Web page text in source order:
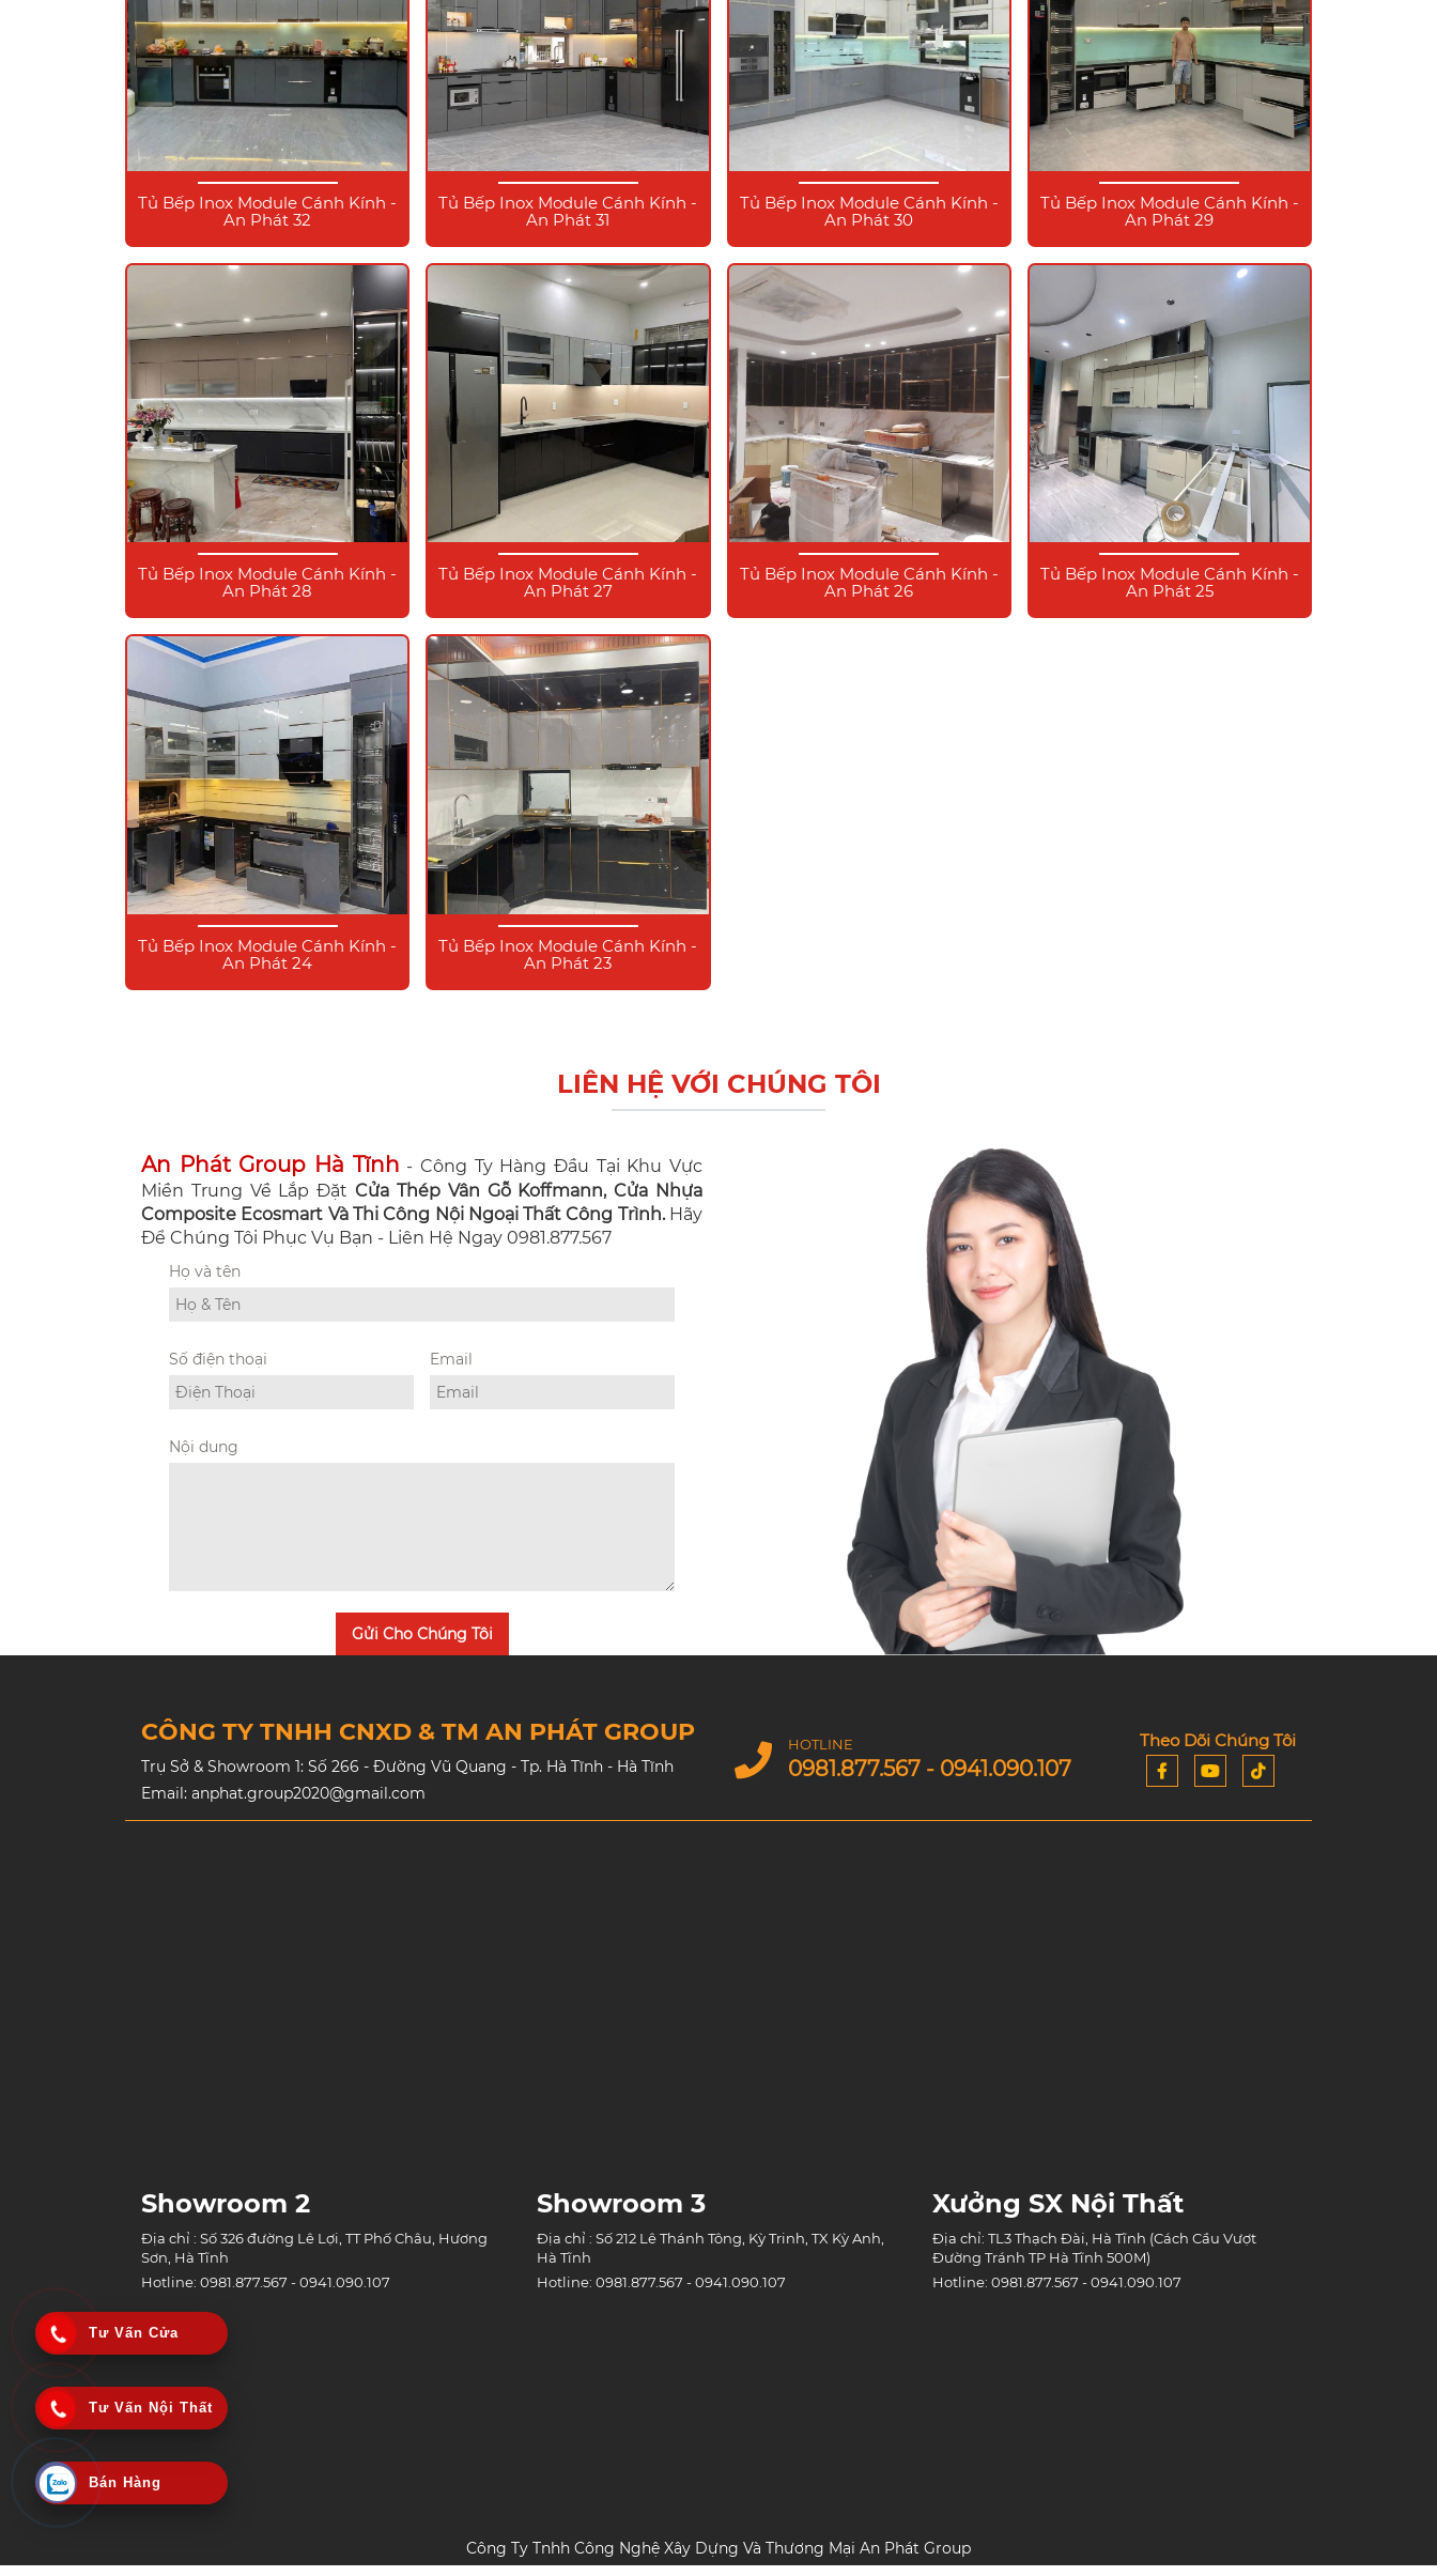
Tủ Bếp Inox Module Cánh Kính -
An Phát 32
Tủ Bếp Inox Module Cánh Kính -
An Phát 31
Tủ Bếp Inox Module Cánh Kính -
An Phát 30
Tủ Bếp Inox Module Cánh Kính -
An Phát 29
Tủ Bếp Inox Module Cánh Kính -
An Phát 28
Tủ Bếp Inox Module Cánh Kính -
An Phát 27
Tủ Bếp Inox Module Cánh Kính -
An Phát 26
Tủ Bếp Inox Module Cánh Kính -
An Phát 25
Tủ Bếp Inox Module Cánh Kính -
An Phát 24
Tủ Bếp Inox Module Cánh Kính -
An Phát 23
LIÊN HỆ VỚI CHÚNG TÔI
An Phát Group Hà Tĩnh - Công Ty Hàng Đầu Tại Khu Vực
Miền Trung Về Lắp ĐặtCửa Thép Vân Gỗ Koffmann, Cửa Nhựa
Composite Ecosmart Và Thi Công Nội Ngoại Thất Công Trình. Hãy
Để Chúng Tôi Phục Vụ Bạn - Liên Hệ Ngay 0981.877.567
Họ và tên
Số điện thoại Email
Nội dung
Gửi Cho Chúng Tôi
CÔNG TY TNHH CNXD & TM AN PHÁT GROUP
Trụ Sở & Showroom 1: Số 266 - Đường Vũ Quang - Tp. Hà Tĩnh - Hà Tĩnh
Email: anphat.group2020@gmail.com
HOTLINE
0981.877.567 - 0941.090.107
Theo Dõi Chúng Tôi
Showroom 2
Địa chỉ : Số 326 đường Lê Lợi, TT Phố Châu, Hương
Sơn, Hà Tĩnh
Hotline: 0981.877.567 - 0941.090.107
Showroom 3
Địa chỉ : Số 212 Lê Thánh Tông, Kỳ Trinh, TX Kỳ Anh,
Hà Tĩnh
Hotline: 0981.877.567 - 0941.090.107
Xưởng SX Nội Thất
Địa chỉ: TL3 Thạch Đài, Hà Tĩnh (Cách Cầu Vượt
Đường Tránh TP Hà Tĩnh 500M)
Hotline: 0981.877.567 - 0941.090.107
Công Ty Tnhh Công Nghệ Xây Dựng Và Thương Mại An Phát Group
Tư Vấn Cửa
Tư Vấn Nội Thất
Bán Hàng